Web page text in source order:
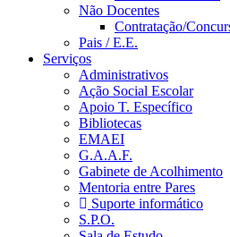
Não Docentes
Contratação/
Pais / E.E.
Serviços
Administrativos
Ação Social Escolar
Apoio T. Específico
Bibliotecas
EMAEI
G.A.A.F.
Gabinete de Acolhimento
Mentoria entre Pares
Suporte informático
S.P.O.